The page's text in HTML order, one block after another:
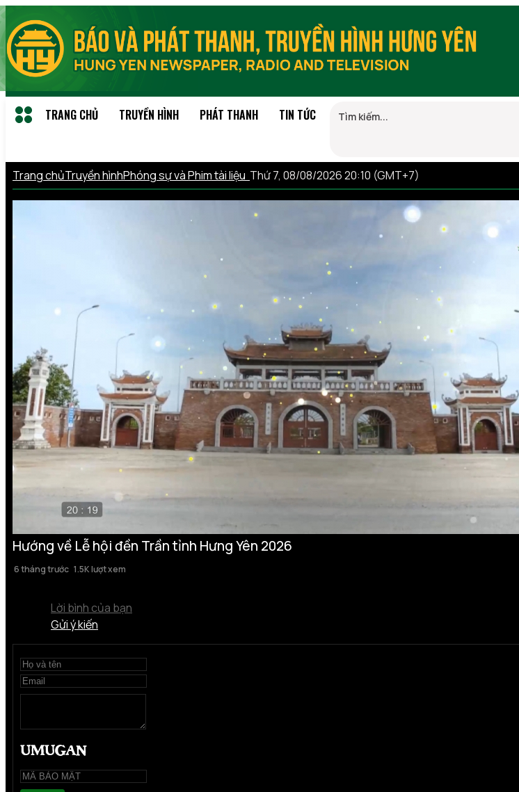
TRANG CHỦ TRUYỀN HÌNH PHÁT THANH TIN TỨC
Trang chủTruyền hìnhPhóng sự và Phim tài liệu Thứ 7, 08/08/2026 20:10 (GMT+7)
Hướng về Lễ hội đền Trần tỉnh Hưng Yên 2026
6 tháng trước 1.5K lượt xem
Lời bình của bạn
Gửi ý kiến